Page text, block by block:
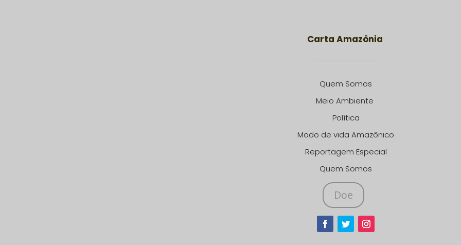
Carta Amazônia
Quem Somos
Meio Ambiente
Política
Modo de vida Amazônico
Reportagem Especial
Quem Somos
Doe